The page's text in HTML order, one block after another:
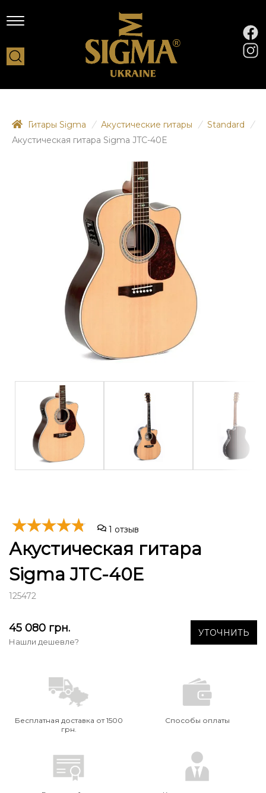
Гитары Sigma / Акустические гитары / Standard
/
Акустическая гитара Sigma JTC-40E
1 отзыв
Акустическая гитара
Sigma JTC-40E
125472
45 080 грн.
Нашли дешевле?
УТОЧНИТЬ
Бесплатная доставка от 1500
грн.
Способы оплаты